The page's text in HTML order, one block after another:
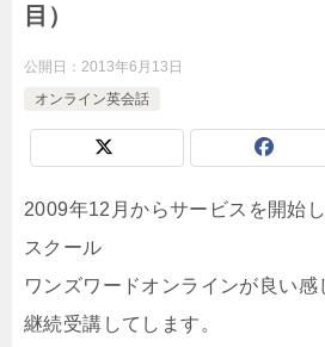
目）
公開日： 2013年6月13日
オンライン英会話
2009年12月からサービスを開始
スクール
ワンズワードオンラインが良い感
継続受講してします。